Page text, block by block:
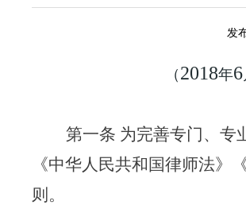
发
（2018年6
第一条 为完善专门、专
《中华人民共和国律师法
则。